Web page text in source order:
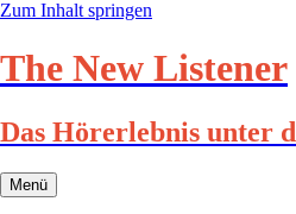
Zum Inhalt springen
The New Listener
Das Hörerlebnis unter
Menü